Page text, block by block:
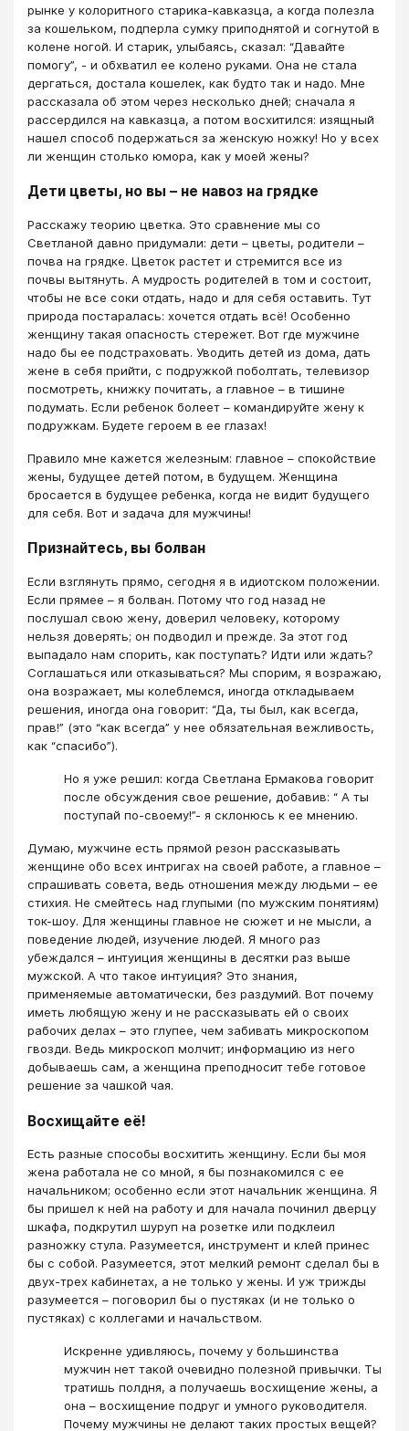
рынке у колоритного старика-кавказца, а когда полезла
за кошельком, подперла сумку приподнятой и согнутой в
колене ногой. И старик, улыбаясь, сказал: “Давайте
помогу”, - и обхватил ее колено руками. Она не стала
дергаться, достала кошелек, как будто так и надо. Мне
рассказала об этом через несколько дней; сначала я
рассердился на кавказца, а потом восхитился: изящный
нашел способ подержаться за женскую ножку! Но у всех
ли женщин столько юмора, как у моей жены?
Дети цветы, но вы – не навоз на грядке
Расскажу теорию цветка. Это сравнение мы со
Светланой давно придумали: дети – цветы, родители –
почва на грядке. Цветок растет и стремится все из
почвы вытянуть. А мудрость родителей в том и состоит,
чтобы не все соки отдать, надо и для себя оставить. Тут
природа постаралась: хочется отдать всё! Особенно
женщину такая опасность стережет. Вот где мужчине
надо бы ее подстраховать. Уводить детей из дома, дать
жене в себя прийти, с подружкой поболтать, телевизор
посмотреть, книжку почитать, а главное – в тишине
подумать. Если ребенок болеет – командируйте жену к
подружкам. Будете героем в ее глазах!
Правило мне кажется железным: главное – спокойствие
жены, будущее детей потом, в будущем. Женщина
бросается в будущее ребенка, когда не видит будущего
для себя. Вот и задача для мужчины!
Признайтесь, вы болван
Если взглянуть прямо, сегодня я в идиотском положении.
Если прямее – я болван. Потому что год назад не
послушал свою жену, доверил человеку, которому
нельзя доверять; он подводил и прежде. За этот год
выпадало нам спорить, как поступать? Идти или ждать?
Соглашаться или отказываться? Мы спорим, я возражаю,
она возражает, мы колеблемся, иногда откладываем
решения, иногда она говорит: “Да, ты был, как всегда,
прав!” (это “как всегда” у нее обязательная вежливость,
как “спасибо”).
Но я уже решил: когда Светлана Ермакова говорит
после обсуждения свое решение, добавив: “ А ты
поступай по-своему!”- я склонюсь к ее мнению.
Думаю, мужчине есть прямой резон рассказывать
женщине обо всех интригах на своей работе, а главное –
спрашивать совета, ведь отношения между людьми – ее
стихия. Не смейтесь над глупыми (по мужским понятиям)
ток-шоу. Для женщины главное не сюжет и не мысли, а
поведение людей, изучение людей. Я много раз
убеждался – интуиция женщины в десятки раз выше
мужской. А что такое интуиция? Это знания,
применяемые автоматически, без раздумий. Вот почему
иметь любящую жену и не рассказывать ей о своих
рабочих делах – это глупее, чем забивать микроскопом
гвозди. Ведь микроскоп молчит; информацию из него
добываешь сам, а женщина преподносит тебе готовое
решение за чашкой чая.
Восхищайте её!
Есть разные способы восхитить женщину. Если бы моя
жена работала не со мной, я бы познакомился с ее
начальником; особенно если этот начальник женщина. Я
бы пришел к ней на работу и для начала починил дверцу
шкафа, подкрутил шуруп на розетке или подклеил
разножку стула. Разумеется, инструмент и клей принес
бы с собой. Разумеется, этот мелкий ремонт сделал бы в
двух-трех кабинетах, а не только у жены. И уж трижды
разумеется – поговорил бы о пустяках (и не только о
пустяках) с коллегами и начальством.
Искренне удивляюсь, почему у большинства
мужчин нет такой очевидно полезной привычки. Ты
тратишь полдня, а получаешь восхищение жены, а
она – восхищение подруг и умного руководителя.
Почему мужчины не делают таких простых вещей?